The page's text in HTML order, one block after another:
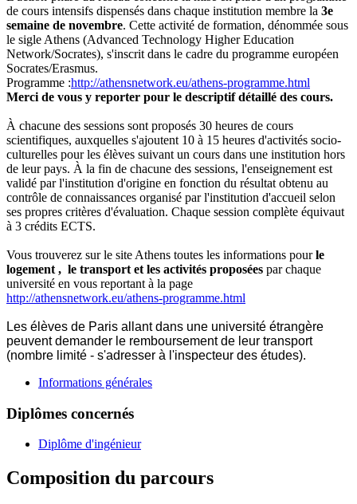
de cours intensifs dispensés dans chaque institution membre la 3e
semaine de novembre. Cette activité de formation, dénommée sous
le sigle Athens (Advanced Technology Higher Education
Network/Socrates), s'inscrit dans le cadre du programme européen
Socrates/Erasmus.
Programme :http://athensnetwork.eu/athens-programme.html
Merci de vous y reporter pour le descriptif détaillé des cours.
À chacune des sessions sont proposés 30 heures de cours
scientifiques, auxquelles s'ajoutent 10 à 15 heures d'activités socio-
culturelles pour les élèves suivant un cours dans une institution hors
de leur pays. À la fin de chacune des sessions, l'enseignement est
validé par l'institution d'origine en fonction du résultat obtenu au
contrôle de connaissances organisé par l'institution d'accueil selon
ses propres critères d'évaluation. Chaque session complète équivaut
à 3 crédits ECTS.
Vous trouverez sur le site Athens toutes les informations pourle
logement , le transport et les activités proposées par chaque
université en vous reportant à la page
http://athensnetwork.eu/athens-programme.html
Les élèves de Paris allant dans une université étrangère
peuvent demander le remboursement de leur transport
(nombre limité - s'adresser à l'inspecteur des études).
Informations générales
Diplômes concernés
Diplôme d'ingénieur
Composition du parcours